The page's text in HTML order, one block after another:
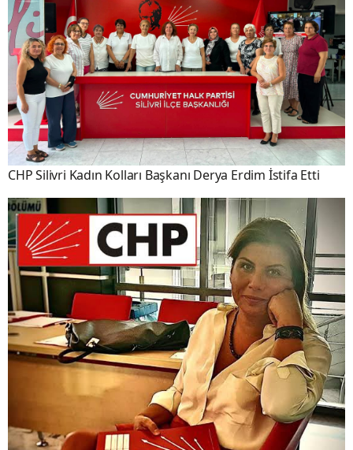
CHP Silivri Kadın Kolları Başkanı Derya Erdim İstifa Etti